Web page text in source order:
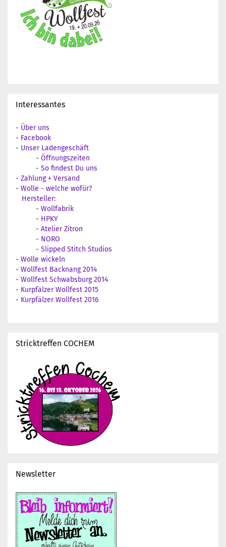
Interessantes
- Über uns
- Facebook
- Unser Ladengeschäft
- Öffnungszeiten
- So findest Du uns
- Zahlung + Versand
- Wolle - welche wofür?
Hersteller:
- Wollfabrik
- HPKY
- Atelier Zitron
- NORO
- Slipped Stitch Studios
- Wolle wickeln
- Wollfest Backnang 2014
- Wollfest Schwabsburg 2014
- Kurpfälzer Wollfest 2015
- Kurpfälzer Wollfest 2016
Stricktreffen COCHEM
Newsletter